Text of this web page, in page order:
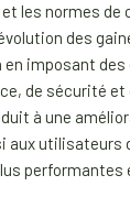
les normes de
des
en imposant
de sécurité et
à une
aux utilisateurs
performantes